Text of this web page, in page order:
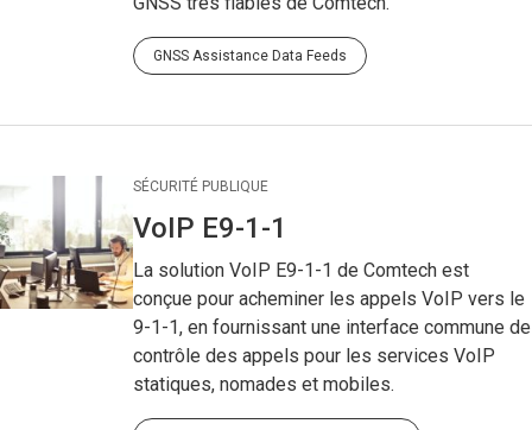
GNSS Assistance Data Feeds
SÉCURITÉ PUBLIQUE
VoIP E9-1-1
La solution VoIP E9-1-1 de Comtech est
conçue pour acheminer les appels VoIP vers le
9-1-1, en fournissant une interface commune de
contrôle des appels pour les services VoIP
statiques, nomades et mobiles.